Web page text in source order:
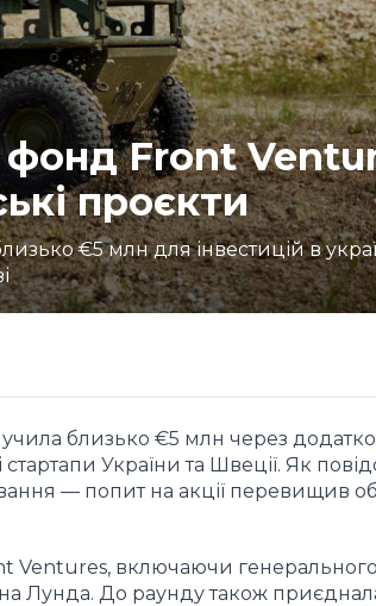
Front
проєкти
€5 млн для інвестицій в
близько €5 млн через
України та Швеції. Як
— попит на акції перевищив
Ventures, включаючи
Лунда. До раунду також